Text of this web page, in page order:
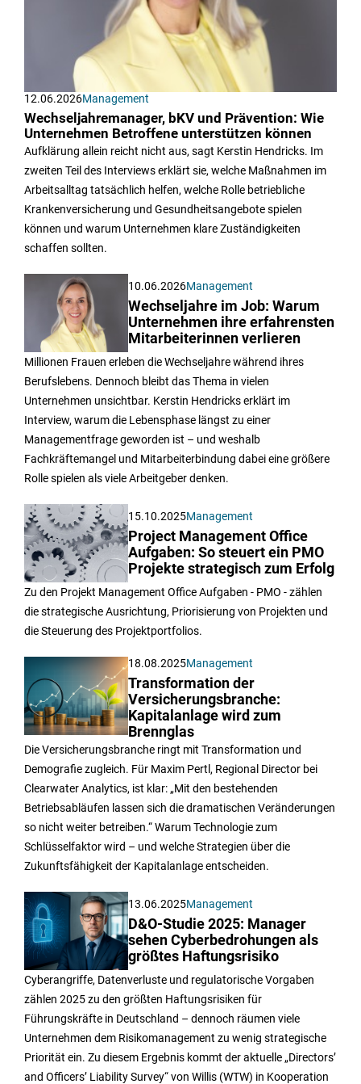
12.06.2026Management
Wechseljahremanager, bKV und Prävention: Wie
Unternehmen Betroffene unterstützen können
Aufklärung allein reicht nicht aus, sagt Kerstin Hendricks. Im
zweiten Teil des Interviews erklärt sie, welche Maßnahmen im
Arbeitsalltag tatsächlich helfen, welche Rolle betriebliche
Krankenversicherung und Gesundheitsangebote spielen
können und warum Unternehmen klare Zuständigkeiten
schaffen sollten.
10.06.2026Management
Wechseljahre im Job: Warum
Unternehmen ihre erfahrensten
Mitarbeiterinnen verlieren
Millionen Frauen erleben die Wechseljahre während ihres
Berufslebens. Dennoch bleibt das Thema in vielen
Unternehmen unsichtbar. Kerstin Hendricks erklärt im
Interview, warum die Lebensphase längst zu einer
Managementfrage geworden ist – und weshalb
Fachkräftemangel und Mitarbeiterbindung dabei eine größere
Rolle spielen als viele Arbeitgeber denken.
15.10.2025Management
Project Management Office
Aufgaben: So steuert ein PMO
Projekte strategisch zum Erfolg
Zu den Projekt Management Office Aufgaben - PMO - zählen
die strategische Ausrichtung, Priorisierung von Projekten und
die Steuerung des Projektportfolios.
18.08.2025Management
Transformation der
Versicherungsbranche:
Kapitalanlage wird zum
Brennglas
Die Versicherungsbranche ringt mit Transformation und
Demografie zugleich. Für Maxim Pertl, Regional Director bei
Clearwater Analytics, ist klar: „Mit den bestehenden
Betriebsabläufen lassen sich die dramatischen Veränderungen
so nicht weiter betreiben.“ Warum Technologie zum
Schlüsselfaktor wird – und welche Strategien über die
Zukunftsfähigkeit der Kapitalanlage entscheiden.
13.06.2025Management
D&O-Studie 2025: Manager
sehen Cyberbedrohungen als
größtes Haftungsrisiko
Cyberangriffe, Datenverluste und regulatorische Vorgaben
zählen 2025 zu den größten Haftungsrisiken für
Führungskräfte in Deutschland – dennoch räumen viele
Unternehmen dem Risikomanagement zu wenig strategische
Priorität ein. Zu diesem Ergebnis kommt der aktuelle „Directors’
and Officers’ Liability Survey“ von Willis (WTW) in Kooperation